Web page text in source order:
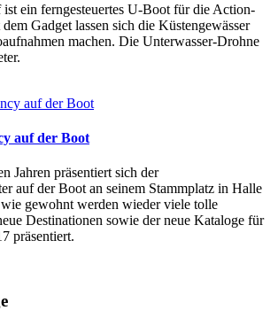
ein ferngesteuertes U-Boot für die Action-
Gadget lassen sich die Küstengewässer
machen. Die Unterwasser-Drohne
auf der Boot
Jahren präsentiert sich der
auf der Boot an seinem Stammplatz in Halle
gewohnt werden wieder viele tolle
Destinationen sowie der neue Kataloge für
präsentiert.